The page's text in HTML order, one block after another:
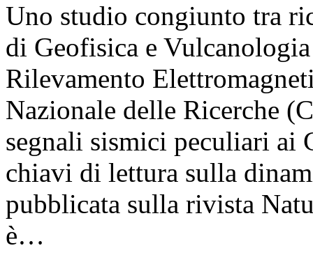
Uno studio congiunto tra
di Geofisica e
Rilevamento
Nazionale delle Ricerche
segnali sismici peculiari ai
chiavi di lettura sulla
pubblicata sulla rivista
è…